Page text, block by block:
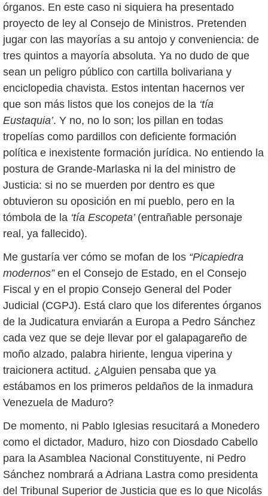
órganos. En este caso ni siquiera ha presentado
proyecto de ley al Consejo de Ministros. Pretenden
jugar con las mayorías a su antojo y conveniencia: de
tres quintos a mayoría absoluta. Ya no dudo de que
sean un peligro público con cartilla bolivariana y
enciclopedia chavista. Estos intentan hacernos ver
que son más listos que los conejos de la ‘tía
Eustaquia’. Y no, no lo son; los pillan en todas
tropelías como pardillos con deficiente formación
política e inexistente formación jurídica. No entiendo la
postura de Grande-Marlaska ni la del ministro de
Justicia: si no se muerden por dentro es que
obtuvieron su oposición en mi pueblo, pero en la
tómbola de la ‘tía Escopeta’ (entrañable personaje
real, ya fallecido).
Me gustaría ver cómo se mofan de los “Picapiedra
modernos”en el Consejo de Estado, en el Consejo
Fiscal y en el propio Consejo General del Poder
Judicial (CGPJ). Está claro que los diferentes órganos
de la Judicatura enviarán a Europa a Pedro Sánchez
cada vez que se deje llevar por el galapagareño de
moño alzado, palabra hiriente, lengua viperina y
traicionera actitud. ¿Alguien pensaba que ya
estábamos en los primeros peldaños de la inmadura
Venezuela de Maduro?
De momento, ni Pablo Iglesias resucitará a Monedero
como el dictador, Maduro, hizo con Diosdado Cabello
para la Asamblea Nacional Constituyente, ni Pedro
Sánchez nombrará a Adriana Lastra como presidenta
del Tribunal Superior de Justicia que es lo que Nicolás